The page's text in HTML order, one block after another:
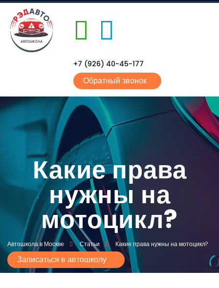
+7 (926) 40-45-177
Обратный звонок
Какие права
нужны на
мотоцикл?
Автошкола в Москве Статьи Какие права нужны на мотоцикл?
Записаться в автошколу